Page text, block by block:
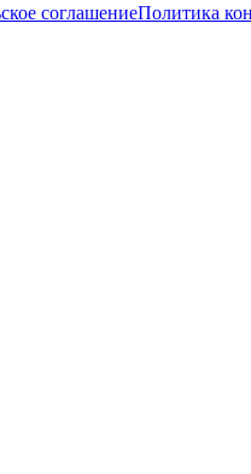
соглашениеПолитика